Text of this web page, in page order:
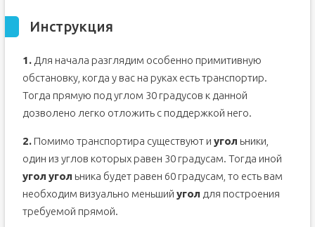
Инструкция
1.Для начала разглядим особенно примитивную
обстановку, когда у вас на руках есть транспортир.
Тогда прямую под углом 30 градусов к данной
дозволено легко отложить с поддержкой него.
2.Помимо транспортира существуют и угол ьники,
один из углов которых равен 30 градусам. Тогда иной
угол угол ьника будет равен 60 градусам, то есть вам
необходим визуально меньший угол для построения
требуемой прямой.